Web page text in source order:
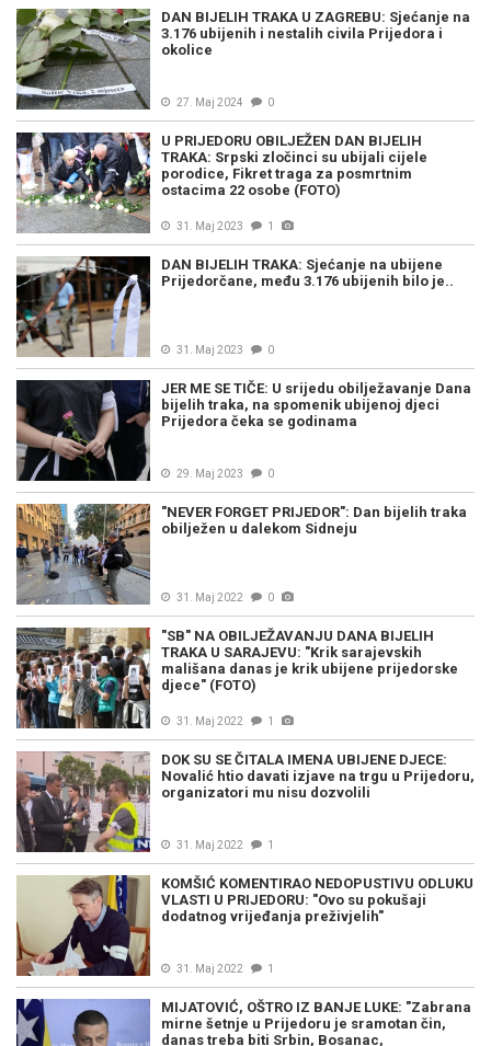
DAN BIJELIH TRAKA U ZAGREBU: Sjećanje na
3.176 ubijenih i nestalih civila Prijedora i
okolice
27. Maj 2024 0
U PRIJEDORU OBILJEŽEN DAN BIJELIH
TRAKA: Srpski zločinci su ubijali cijele
porodice, Fikret traga za posmrtnim
ostacima 22 osobe (FOTO)
31. Maj 2023 1
DAN BIJELIH TRAKA: Sjećanje na ubijene
Prijedorčane, među 3.176 ubijenih bilo je..
31. Maj 2023 0
JER ME SE TIČE: U srijedu obilježavanje Dana
bijelih traka, na spomenik ubijenoj djeci
Prijedora čeka se godinama
29. Maj 2023 0
"NEVER FORGET PRIJEDOR": Dan bijelih traka
obilježen u dalekom Sidneju
31. Maj 2022 0
"SB" NA OBILJEŽAVANJU DANA BIJELIH
TRAKA U SARAJEVU: "Krik sarajevskih
mališana danas je krik ubijene prijedorske
djece" (FOTO)
31. Maj 2022 1
DOK SU SE ČITALA IMENA UBIJENE DJECE:
Novalić htio davati izjave na trgu u Prijedoru,
organizatori mu nisu dozvolili
31. Maj 2022 1
KOMŠIĆ KOMENTIRAO NEDOPUSTIVU ODLUKU
VLASTI U PRIJEDORU: "Ovo su pokušaji
dodatnog vrijeđanja preživjelih"
31. Maj 2022 1
MIJATOVIĆ, OŠTRO IZ BANJE LUKE: "Zabrana
mirne šetnje u Prijedoru je sramotan čin,
danas treba biti Srbin, Bosanac,